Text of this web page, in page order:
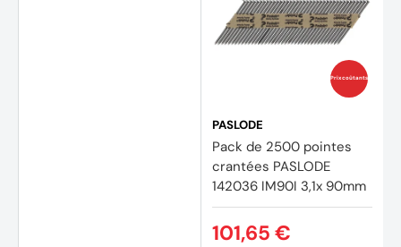
(6
Prix coûtants
PASLODE
Pack de 2500 pointes
crantées PASLODE
142036 IM90I 3,1x 90mm
101,65 €